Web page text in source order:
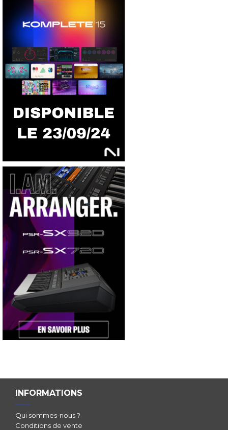
INFORMATIONS
Qui sommes-nous ?
Conditions de vente